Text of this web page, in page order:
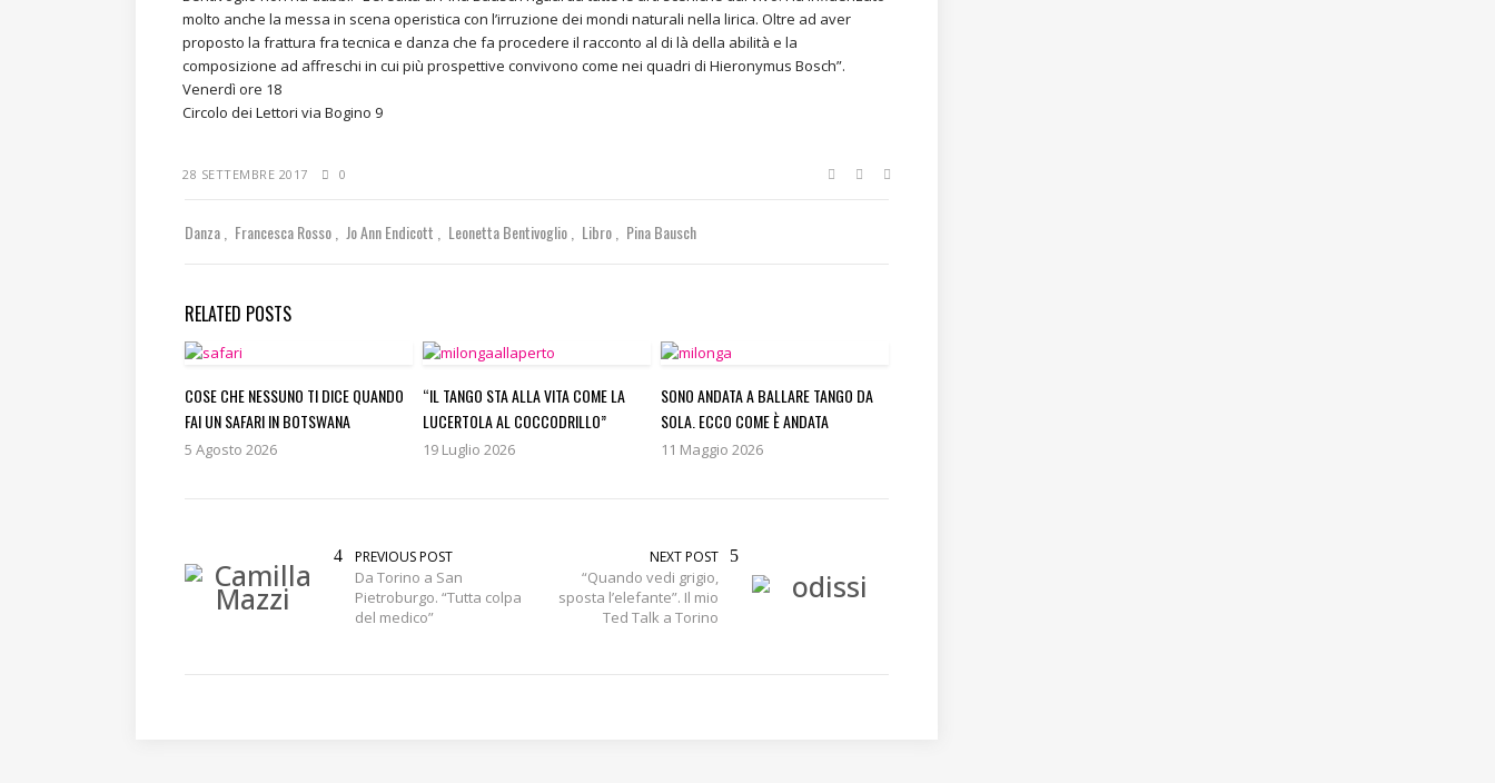
molto anche la messa in scena operistica con l’irruzione dei mondi naturali nella lirica. Oltre ad aver
proposto la frattura fra tecnica e danza che fa procedere il racconto al di là della abilità e la
composizione ad affreschi in cui più prospettive convivono come nei quadri di Hieronymus Bosch”.
Venerdì ore 18
Circolo dei Lettori via Bogino 9
28 SETTEMBRE 2017 0
Danza Francesca Rosso Jo Ann Endicott Leonetta Bentivoglio Libro Pina Bausch
RELATED POSTS
COSE CHE NESSUNO TI DICE QUANDO
FAI UN SAFARI IN BOTSWANA
5 Agosto 2026
“IL TANGO STA ALLA VITA COME LA
LUCERTOLA AL COCCODRILLO”
19 Luglio 2026
SONO ANDATA A BALLARE TANGO DA
SOLA. ECCO COME È ANDATA
11 Maggio 2026
PREVIOUS POST
Da Torino a San
Pietroburgo. “Tutta colpa
del medico”
NEXT POST
“Quando vedi grigio,
sposta l’elefante”. Il mio
Ted Talk a Torino